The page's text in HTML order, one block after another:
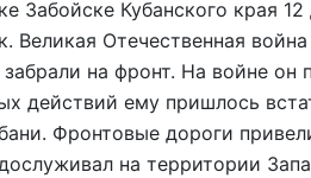
Забойске Кубанского края
Великая Отечественная
забрали на фронт. На войне он
действий ему пришлось
Фронтовые дороги
на территории